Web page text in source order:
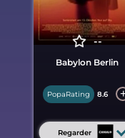
--
Babylon Berlin
PopaRating 8.6
Regarder